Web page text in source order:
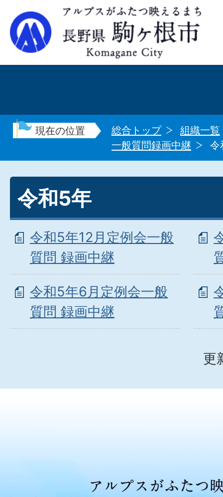
現在の位置 総合トップ
組織一覧
一般質問録画中継
令
令和5年
令和5年12月定例会一般
質問 録画中継
令和5年6月定例会一般
質問 録画中継
更
ア